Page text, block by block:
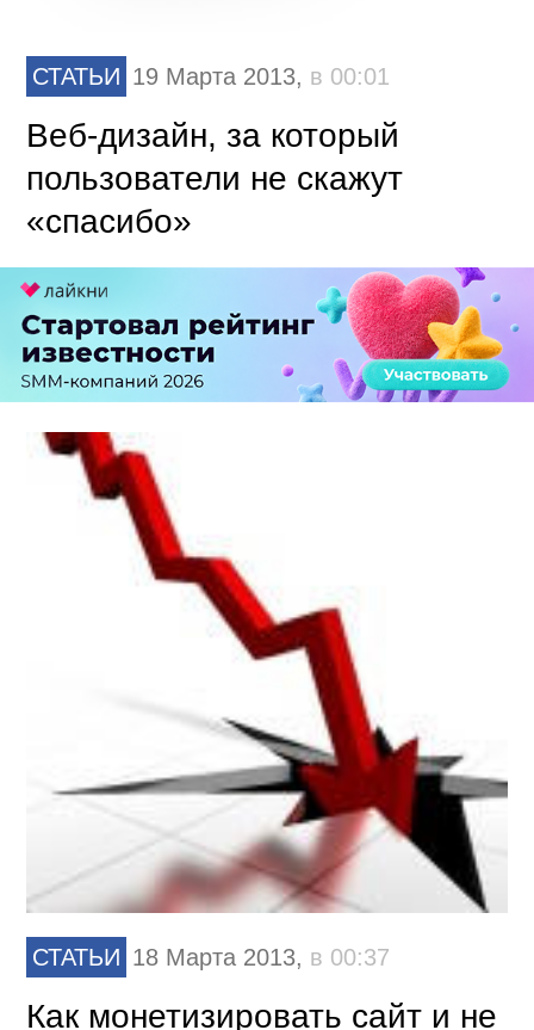
СТАТЬИ 19 Марта 2013, в 00:01
Веб-дизайн, за который
пользователи не скажут
«спасибо»
СТАТЬИ 18 Марта 2013, в 00:37
Как монетизировать сайт и не